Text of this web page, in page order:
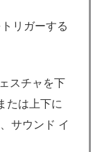
リガーする
スチャを下
たは上下に
サウンド イ